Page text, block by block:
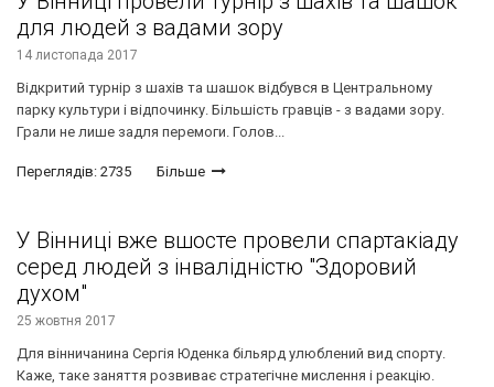
для людей з вадами зору
14 листопада 2017
Відкритий турнір з шахів та шашок відбувся в Центральному
парку культури і відпочинку. Більшість гравців - з вадами зору.
Грали не лише задля перемоги. Голов...
Переглядів: 2735 Більше
У Вінниці вже вшосте провели спартакіаду
серед людей з інвалідністю "Здоровий
духом"
25 жовтня 2017
Для вінничанина Сергія Юденка більярд улюблений вид спорту.
Каже, таке заняття розвиває стратегічне мислення і реакцію.